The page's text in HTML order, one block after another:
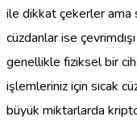
ile dikkat çekerler ama
cüzdanlar ise
genellikle fiziksel bir
işlemleriniz için sıcak
büyük miktarlarda